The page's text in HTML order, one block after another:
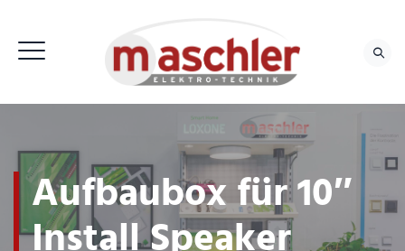
Aufbaubox für 10″
Install Speaker